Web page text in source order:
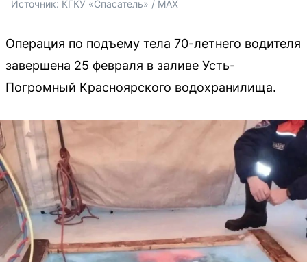
Источник: КГКУ «Спасатель» / МАХ
Операция по подъему тела 70-летнего водителя
завершена 25 февраля в заливе Усть-
Погромный Красноярского водохранилища.